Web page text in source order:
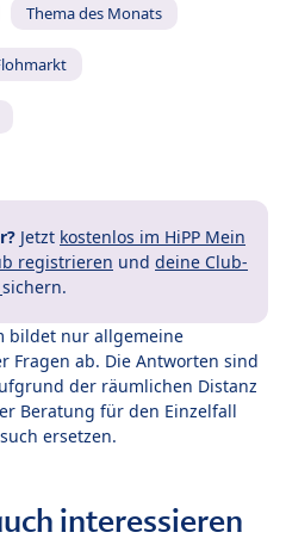
Thema des Monats
Jetzt kostenlos im HiPP Mein
registrieren und deine Club-
sichern.
bildet nur allgemeine
ab. Die Antworten sind
der räumlichen Distanz
Beratung für den Einzelfall
ersetzen.
interessieren